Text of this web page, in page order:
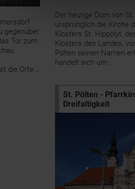
Der heutige Dom von
ursprünglich die Kirche
Klosters St. Hippolyt,
Klosters des Landes,
Pölten seinen Namen
handelt sich um...
gegenüber
Tor zum
die Orte...
St. Pölten -
Dreifaltigkeit